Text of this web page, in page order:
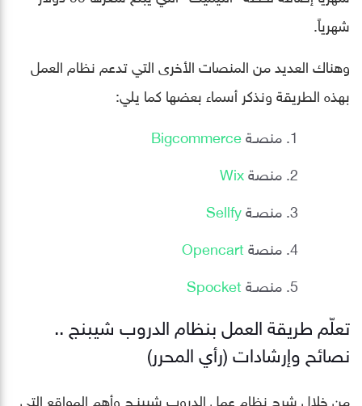
شهرياً.
وهناك العديد من المنصات الأخرى التي تدعم نظام العمل
بهذه الطريقة ونذكر أسماء بعضها كما يلي:
منصـةBigcommerce
منصةWix
منصـةSellfy
منصةOpencart
منصـةSpocket
تعلّم طريقة العمل بنظام الدروب شيبنج ..
نصائح وإرشادات (رأي المحرر)
من خلال شرح نظام عمل الدروب شيبنـج وأهم المواقع التي